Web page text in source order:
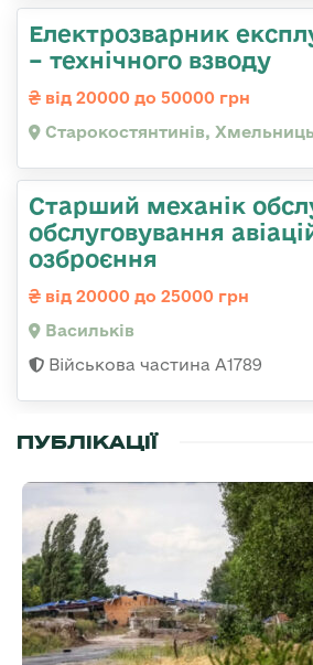
Електрозварник
– технічного взводу
від 20000 до 50000 грн
Старокостянтинів,
Старший механік
обслуговування
озброєння
від 20000 до 25000 грн
Васильків
Військова частина А1789
ПУБЛІКАЦІЇ